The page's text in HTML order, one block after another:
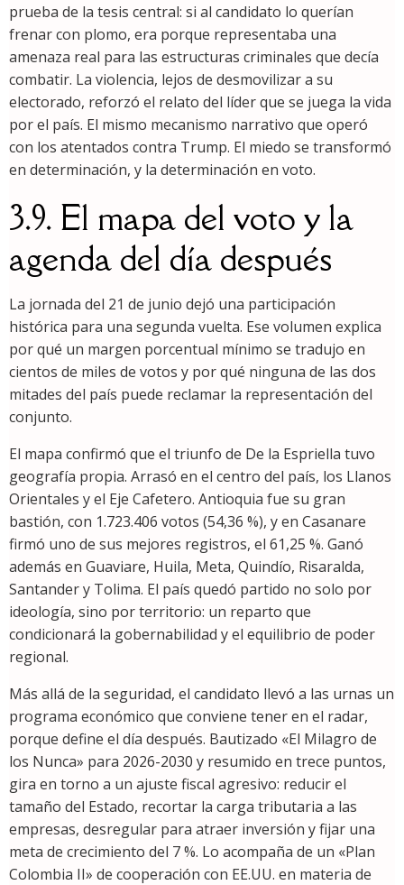
prueba de la tesis central: si al candidato lo querían
frenar con plomo, era porque representaba una
amenaza real para las estructuras criminales que decía
combatir. La violencia, lejos de desmovilizar a su
electorado, reforzó el relato del líder que se juega la vida
por el país. El mismo mecanismo narrativo que operó
con los atentados contra Trump. El miedo se transformó
en determinación, y la determinación en voto.
3.9. El mapa del voto y la
agenda del día después
La jornada del 21 de junio dejó una participación
histórica para una segunda vuelta. Ese volumen explica
por qué un margen porcentual mínimo se tradujo en
cientos de miles de votos y por qué ninguna de las dos
mitades del país puede reclamar la representación del
conjunto.
El mapa confirmó que el triunfo de De la Espriella tuvo
geografía propia. Arrasó en el centro del país, los Llanos
Orientales y el Eje Cafetero. Antioquia fue su gran
bastión, con 1.723.406 votos (54,36 %), y en Casanare
firmó uno de sus mejores registros, el 61,25 %. Ganó
además en Guaviare, Huila, Meta, Quindío, Risaralda,
Santander y Tolima. El país quedó partido no solo por
ideología, sino por territorio: un reparto que
condicionará la gobernabilidad y el equilibrio de poder
regional.
Más allá de la seguridad, el candidato llevó a las urnas un
programa económico que conviene tener en el radar,
porque define el día después. Bautizado «El Milagro de
los Nunca» para 2026-2030 y resumido en trece puntos,
gira en torno a un ajuste fiscal agresivo: reducir el
tamaño del Estado, recortar la carga tributaria a las
empresas, desregular para atraer inversión y fijar una
meta de crecimiento del 7 %. Lo acompaña de un «Plan
Colombia II» de cooperación con EE.UU. en materia de